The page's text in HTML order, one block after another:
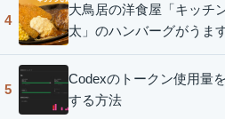
4
大鳥居の洋食屋「キッチ
太」のハンバーグがうま
5
Codexのトークン使用量
する方法